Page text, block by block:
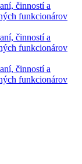
činností a
funkcionárov
činností a
funkcionárov
činností a
funkcionárov